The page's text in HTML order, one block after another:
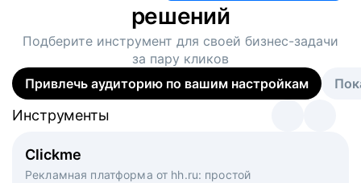
решений
Подберите инструмент для своей бизнес-задачи
за пару кликов
Привлечь аудиторию по вашим настройкам
Clickme
Рекламная платформа от hh.ru: простой
Инструменты
Вакансия дня
Рекламный формат для вакансий на главной странице
Инструменты
Массовый подбор под ключ. Решите, сколько
Инструменты